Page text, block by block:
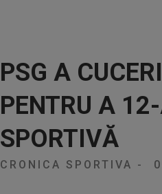
PSG A
PENTRU A
SPORTIVĂ
CRONICA SPORTIVA -